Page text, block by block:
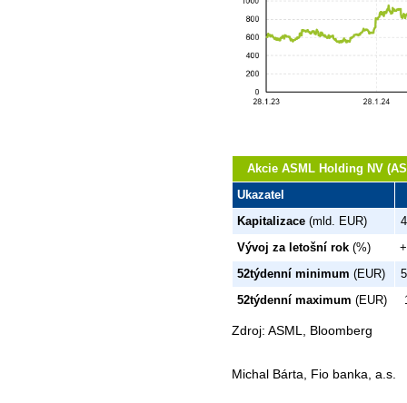
Akcie ASML Holding NV
Ukazatel
Kapitalizace (mld. EUR)
Vývoj za letošní rok (%)
52týdenní minimum (EUR)
52týdenní maximum (EUR)
Zdroj: ASML, Bloomberg
Michal Bárta, Fio banka, a.s.